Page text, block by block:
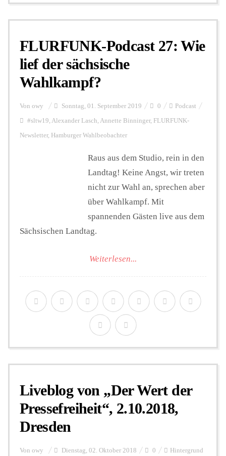
FLURFUNK-Podcast 27: Wie
lief der sächsische
Wahlkampf?
Von owy Sonntag, 01. September 2019 0 Podcast
#sltw19, Alexander Lasch, Annette Binninger, FLURFUNK-
Newsletter, Hamburger Wahlbeobachter
Raus aus dem Studio, rein in den
Landtag! Keine Angst, wir treten
nicht zur Wahl an, sprechen aber
über Wahlkampf. Mit
spannenden Gästen live aus dem
Sächsischen Landtag.
Weiterlesen...
Liveblog von „Der Wert der
Pressefreiheit“, 2.10.2018,
Dresden
Von owy Dienstag, 02. Oktober 2018 0 Hintergrund